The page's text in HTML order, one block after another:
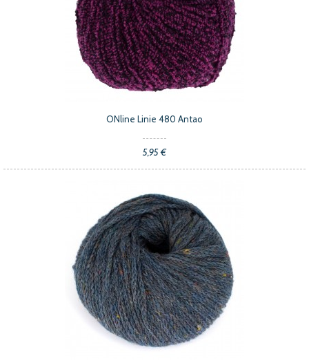
ONline Linie 480 Antao
5,95 €